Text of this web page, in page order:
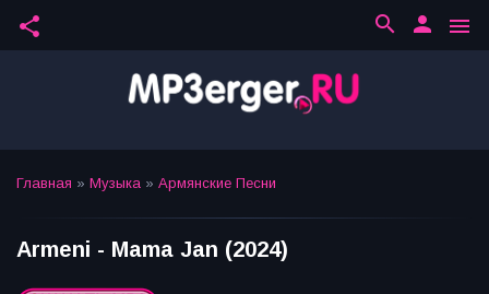
share menu
person
search
Главная » Музыка » Армянские Песни
Armeni - Mama Jan (2024)